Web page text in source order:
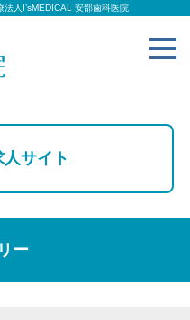
人I’sMEDICAL 安部歯科医院
サイト
ー